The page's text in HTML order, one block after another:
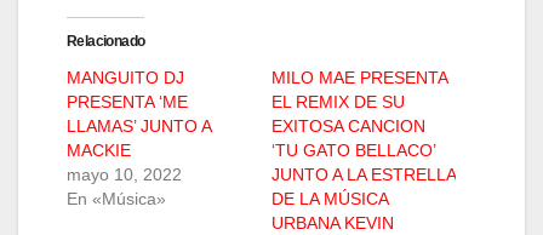
Relacionado
MANGUITO DJ
PRESENTA ‘ME
LLAMAS’ JUNTO A
MACKIE
mayo 10, 2022
En «Música»
MILO MAE PRESENTA
EL REMIX DE SU
EXITOSA CANCION
‘TU GATO BELLACO’
JUNTO A LA ESTRELLA
DE LA MÚSICA
URBANA KEVIN